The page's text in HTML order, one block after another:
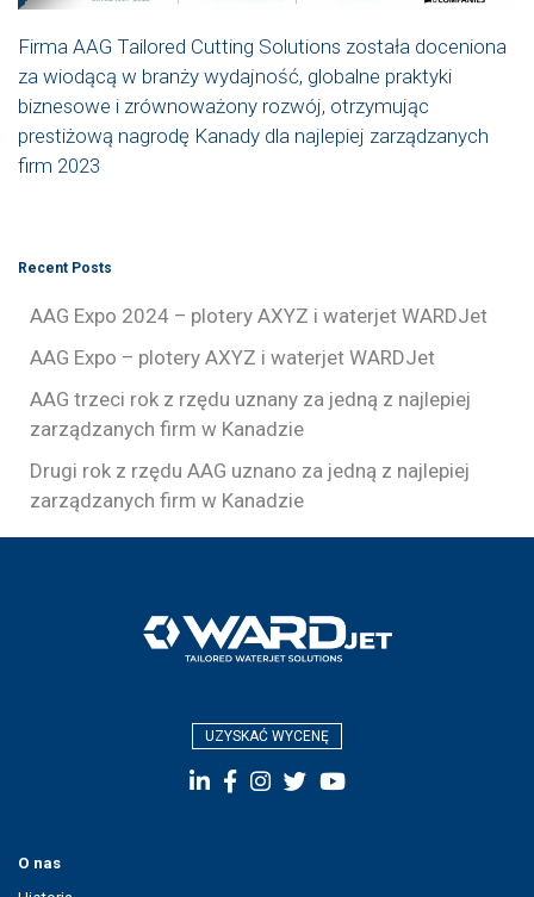
Firma AAG Tailored Cutting Solutions została doceniona
za wiodącą w branży wydajność, globalne praktyki
biznesowe i zrównoważony rozwój, otrzymując
prestiżową nagrodę Kanady dla najlepiej zarządzanych
firm 2023
Recent Posts
AAG Expo 2024 – plotery AXYZ i waterjet WARDJet
AAG Expo – plotery AXYZ i waterjet WARDJet
AAG trzeci rok z rzędu uznany za jedną z najlepiej
zarządzanych firm w Kanadzie
Drugi rok z rzędu AAG uznano za jedną z najlepiej
zarządzanych firm w Kanadzie
UZYSKAĆ WYCENĘ
O nas